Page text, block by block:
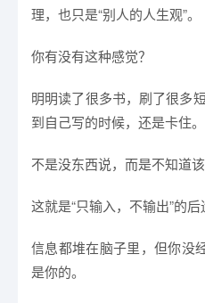
理，也只是“别人的人生观”。
你有没有这种感觉？
明明读了很多书，刷了很多
到自己写的时候，还是卡住。
不是没东西说，而是不知道
这就是“只输入，不输出”的后
信息都堆在脑子里，但你没
是你的。